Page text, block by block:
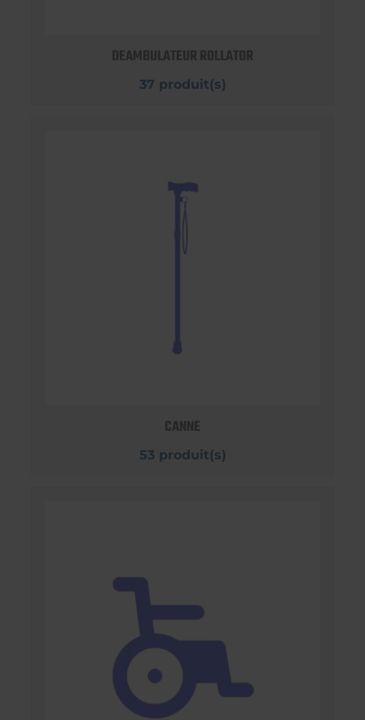
DEAMBULATEUR ROLLATOR
37 produit(s)
CANNE
53 produit(s)